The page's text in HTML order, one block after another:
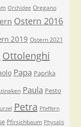
Orchidee Oregano
Ostern 2016
2019 Ostern 2021
Ottolenghi
Papa Paprika
Paula Pesto
Petra Pfeffern
Pfirsichbaum Physalis